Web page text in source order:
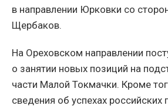
в направлении Юрковки со
Щербаков.
На Ореховском направлении
о занятии новых позиций на
части Малой Токмачки. Кроме
сведения об успехах российских